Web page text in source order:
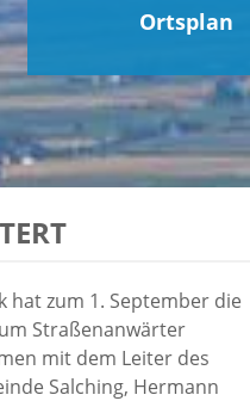
Ortsplan
hat zum 1. September die
Straßenanwärter
mit dem Leiter des
Salching, Hermann